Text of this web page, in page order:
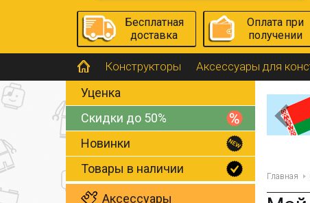
Бесплатная
доставка
Оплата при
получении
Конструкторы Аксессуары для
Уценка
Скидки до 50%
Новинки
Товары в наличии
Аксессуары
Главная